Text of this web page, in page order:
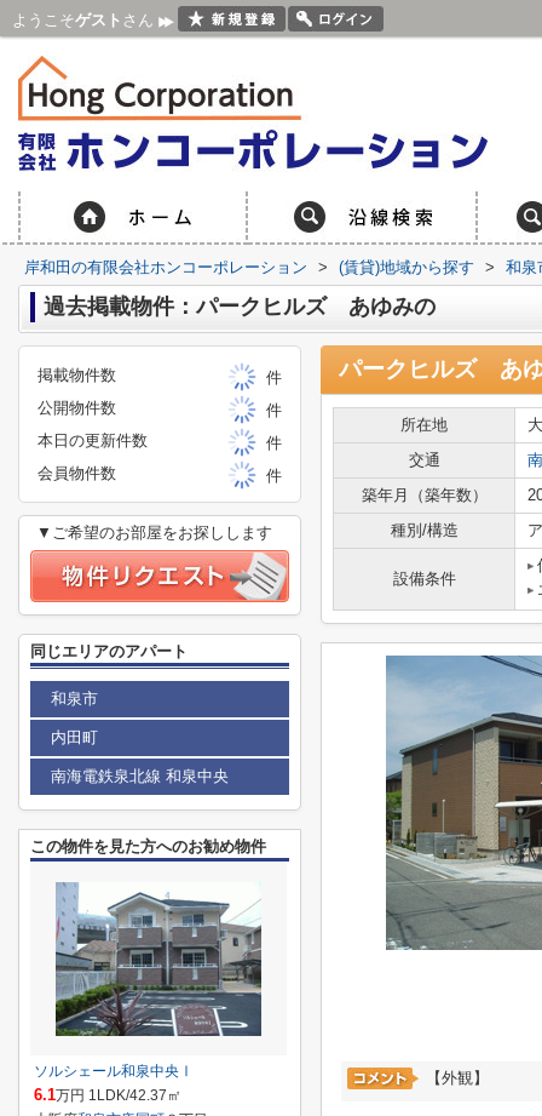
ようこそゲスト さん
岸和田の有限会社ホンコーポレーション > (賃貸)地域から探す > 和泉
過去掲載物件：パークヒルズ あゆみの
パークヒルズ あ
所在地
交通
築年月（築年数）
種別/構造
設備条件
【外観】
掲載物件数
件
公開物件数
件
本日の更新件数
件
会員物件数
件
▼ご希望のお部屋をお探しします
同じエリアのアパート
和泉市
内田町
南海電鉄泉北線 和泉中央
この物件を見た方へのお勧め物件
ソルシェール和泉中央Ⅰ
6.1万円 1LDK/42.37㎡